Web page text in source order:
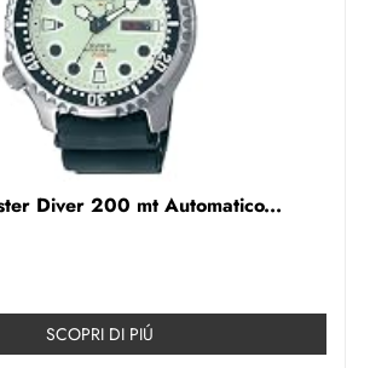
Diver 200 mt Automatico...
SCOPRI DI PIÚ